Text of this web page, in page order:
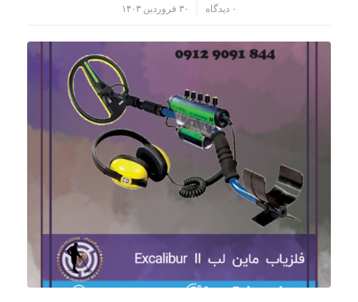
۰ دیدگاه ۳۰ فروردین ۱۴۰۳